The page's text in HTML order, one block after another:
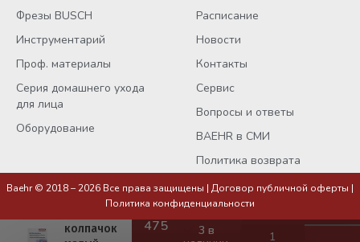
Фрезы BUSCH
Инструментарий
Проф. материалы
Серия домашнего ухода
для лица
Оборудование
Расписание
Новости
Контакты
Сервис
Вопросы и ответы
BAEHR в СМИ
Политика возврата
Baehr © 2018 – 2026 Все права защищены | Договор публичной оферты |
Политика конфиденциальности
Гелевый
колпачок
3 в